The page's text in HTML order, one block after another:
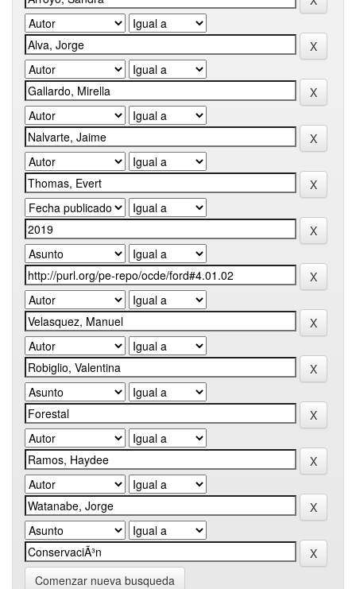
Comenzar nueva busqueda